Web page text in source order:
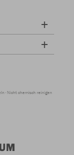
Nicht chemisch reinigen